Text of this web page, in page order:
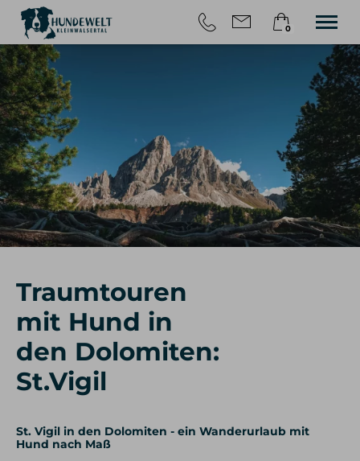
HOME
TOUREN
WANDERN MIT HUND
ÜBER UNS
BLOG
KONTAKT
0
×
Traumtouren
mit Hund in
den Dolomiten:
St.Vigil
St. Vigil in den Dolomiten - ein Wanderurlaub mit
Hund nach Maß